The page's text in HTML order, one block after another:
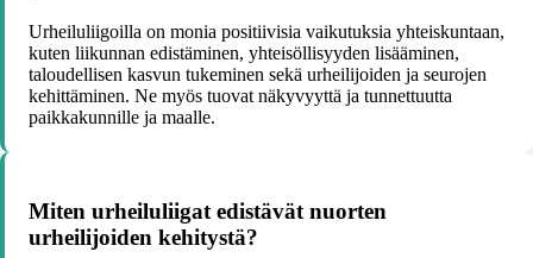
Urheiluliigoilla on monia positiivisia vaikutuksia yhteiskuntaan,
kuten liikunnan edistäminen, yhteisöllisyyden lisääminen,
taloudellisen kasvun tukeminen sekä urheilijoiden ja seurojen
kehittäminen. Ne myös tuovat näkyvyyttä ja tunnettuutta
paikkakunnille ja maalle.
Miten urheiluliigat edistävät nuorten
urheilijoiden kehitystä?